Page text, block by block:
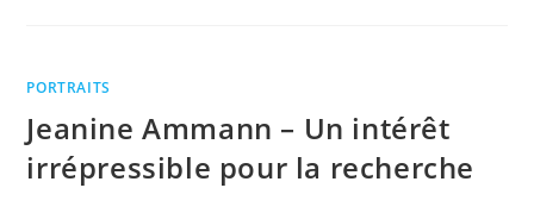
PORTRAITS
Jeanine Ammann – Un intérêt
irrépressible pour la recherche